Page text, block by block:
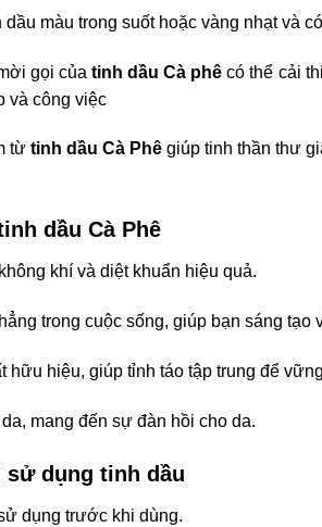
dầu màu trong suốt hoặc vàng nhạt và
gọi củatinh dầu Cà phê có thể cải
và công việc
từ tinh dầu Cà Phê giúp tinh thần thư
dầu Cà Phê
khí và diệt khuẩn hiệu quả.
trong cuộc sống, giúp bạn sáng tạo
hữu hiệu, giúp tỉnh táo tập trung để
mang đến sự đàn hồi cho da.
dụng tinh dầu
dụng trước khi dùng.